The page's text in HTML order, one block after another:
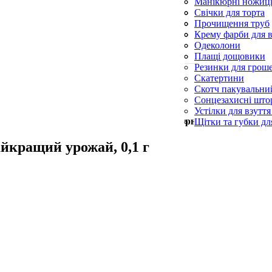
Форми для випічки
Пилки для п’ят
Пилочки для нігтів
Свічки для торта
Свічки конусні та
Церковні свічки
Прочищення труб
Серветки для
Синька
Скребки для посуду
Крему фарби для
Одеколони
Плащі дощовики
Резинки для
Скатертини
Скотч
Сонцезахисні
Устілки для
Щітки та губки
грн
урожай, 0,1 г